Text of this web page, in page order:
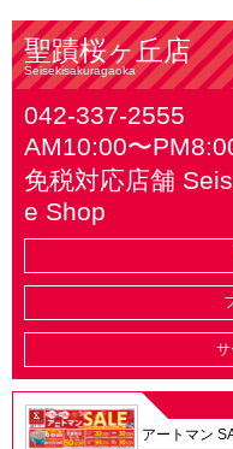
聖蹟桜ヶ丘店
Seisekisakuragaoka
042-337-2555
AM10:00〜
免税対応店舗
e Shop
サ
アートマン